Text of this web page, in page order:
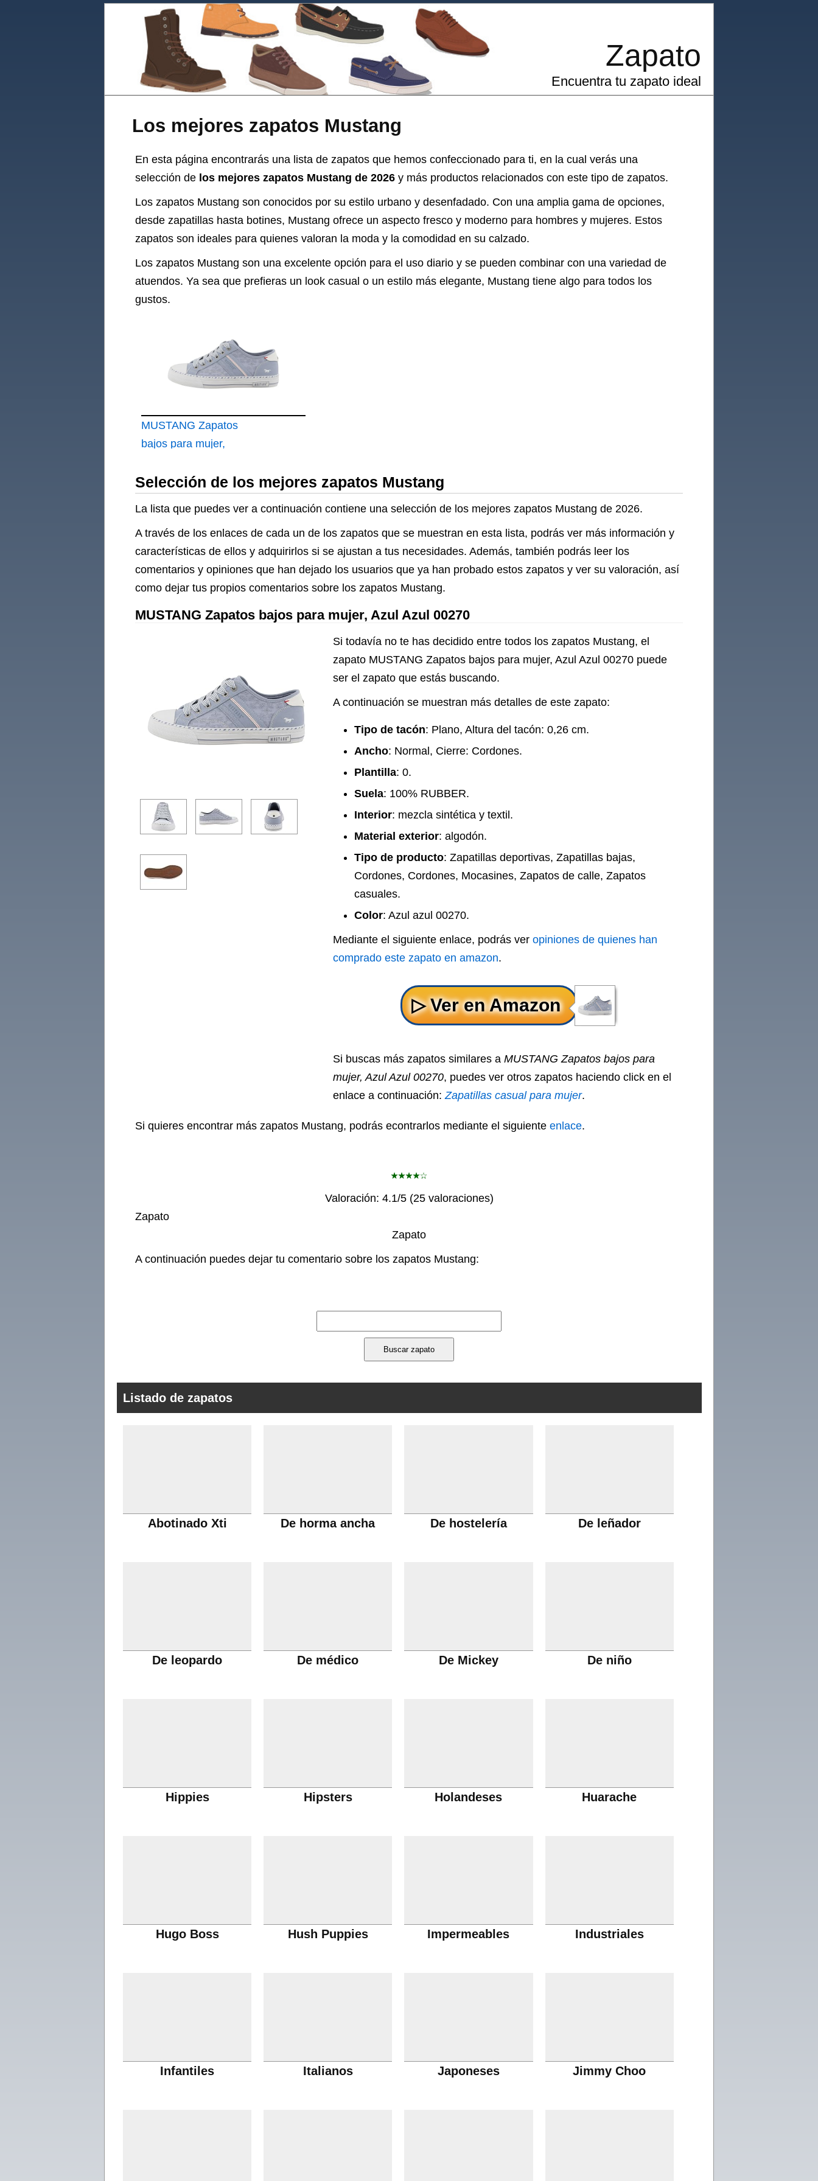
Los mejores zapatos Mustang
Zapato
Encuentra tu zapato ideal
En esta página encontrarás una lista de zapatos que hemos confeccionado para ti, en la cual verás una
selección de los mejores zapatos Mustang de 2026 y más productos relacionados con este tipo de zapatos.
Los zapatos Mustang son conocidos por su estilo urbano y desenfadado. Con una amplia gama de opciones,
desde zapatillas hasta botines, Mustang ofrece un aspecto fresco y moderno para hombres y mujeres. Estos
zapatos son ideales para quienes valoran la moda y la comodidad en su calzado.
Los zapatos Mustang son una excelente opción para el uso diario y se pueden combinar con una variedad de
atuendos. Ya sea que prefieras un look casual o un estilo más elegante, Mustang tiene algo para todos los
gustos.
MUSTANG Zapatos
bajos para mujer,
Selección de los mejores zapatos Mustang
La lista que puedes ver a continuación contiene una selección de los mejores zapatos Mustang de 2026.
A través de los enlaces de cada un de los zapatos que se muestran en esta lista, podrás ver más información y
características de ellos y adquirirlos si se ajustan a tus necesidades. Además, también podrás leer los
comentarios y opiniones que han dejado los usuarios que ya han probado estos zapatos y ver su valoración, así
como dejar tus propios comentarios sobre los zapatos Mustang.
MUSTANG Zapatos bajos para mujer, Azul Azul 00270
Si todavía no te has decidido entre todos los zapatos Mustang, el
zapato MUSTANG Zapatos bajos para mujer, Azul Azul 00270 puede
ser el zapato que estás buscando.
A continuación se muestran más detalles de este zapato:
Tipo de tacón: Plano, Altura del tacón: 0,26 cm.
Ancho: Normal, Cierre: Cordones.
Plantilla: 0.
Suela: 100% RUBBER.
Interior: mezcla sintética y textil.
Material exterior: algodón.
Tipo de producto: Zapatillas deportivas, Zapatillas bajas,
Cordones, Cordones, Mocasines, Zapatos de calle, Zapatos
casuales.
Color: Azul azul 00270.
Mediante el siguiente enlace, podrás ver opiniones de quienes han
comprado este zapato en amazon.
Si buscas más zapatos similares a MUSTANG Zapatos bajos para
mujer, Azul Azul 00270, puedes ver otros zapatos haciendo click en el
enlace a continuación:Zapatillas casual para mujer.
Si quieres encontrar más zapatos Mustang, podrás econtrarlos mediante el siguiente enlace.
Valoración: 4.1/5 (25valoraciones)
Zapato
Zapato
A continuación puedes dejar tu comentario sobre los zapatos Mustang:
Listado de zapatos
Abotinado Xti De horma ancha De hostelería De leñador
De leopardo De médico De Mickey De niño
Hippies Hipsters Holandeses Huarache
Hugo Boss Hush Puppies Impermeables Industriales
Infantiles Italianos Japoneses Jimmy Choo